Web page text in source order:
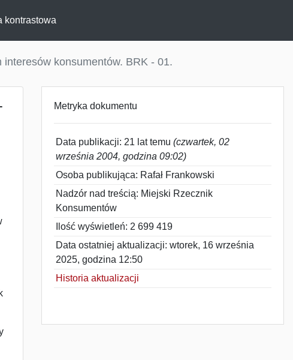
kontrastowa
interesów konsumentów. BRK - 01.
Metryka dokumentu
Data publikacji: 21 lat temu (czwartek, 02
września 2004, godzina 09:02)
Osoba publikująca: Rafał Frankowski
Nadzór nad treścią: Miejski Rzecznik
Konsumentów
Ilość wyświetleń: 2 699 419
Data ostatniej aktualizacji: wtorek, 16 września
2025, godzina 12:50
Historia aktualizacji